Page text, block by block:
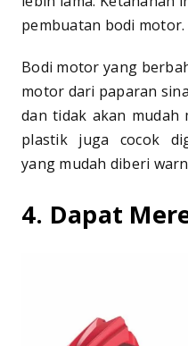
pembuatan bodi motor.
Bodi motor yang
motor dari paparan
dan tidak akan mudah
plastik juga cocok
yang mudah diberi
4. Dapat